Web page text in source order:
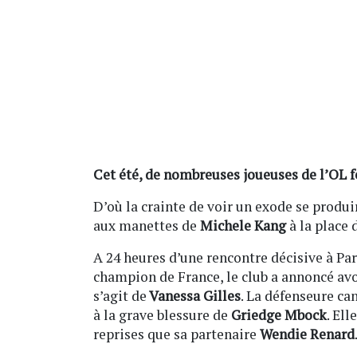
Cet été, de nombreuses joueuses de
D’où la crainte de voir un exode se
aux manettes de Michele Kangà la place
A 24 heures d’une rencontre décisive à
champion de France, le club a annoncé
s’agit deVanessa Gilles. La défenseure
à la grave blessure de Griedge Mbock.
reprises que sa partenaire Wendie Renard.